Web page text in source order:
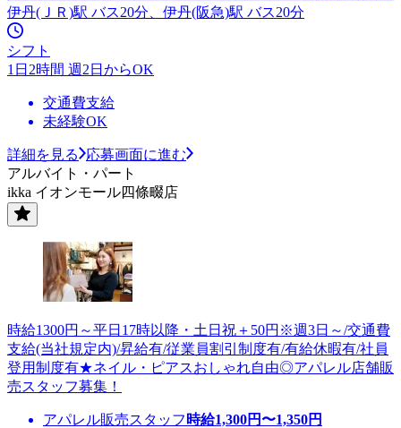
伊丹(ＪＲ)駅 バス20分、伊丹(阪急)駅 バス20分
シフト
1日2時間 週2日からOK
交通費支給
未経験OK
詳細を見る
応募画面に進む
アルバイト・パート
ikka イオンモール四條畷店
時給1300円～平日17時以降・土日祝＋50円※週3日～/交通費
支給(当社規定内)/昇給有/従業員割引制度有/有給休暇有/社員
登用制度有★ネイル・ピアスおしゃれ自由◎アパレル店舗販
売スタッフ募集！
アパレル販売スタッフ 時給1,300円〜1,350円